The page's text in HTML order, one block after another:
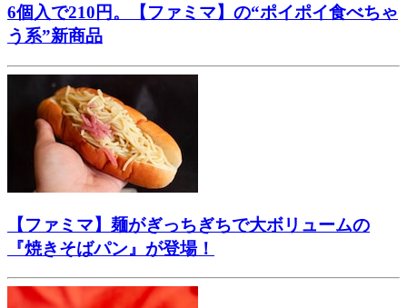
6個入で210円。【ファミマ】の“ポイポイ食べちゃ
う系”新商品
【ファミマ】麺がぎっちぎちで大ボリュームの
『焼きそばパン』が登場！